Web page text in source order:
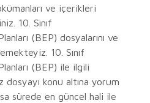
ve içerikleri
10. Sınıf
(BEP) dosyalarını ve
10. Sınıf
(BEP) ile ilgili
konu altına yorum
sürede en güncel hali ile